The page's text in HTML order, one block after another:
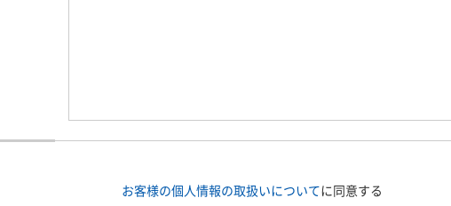
お客様の個人情報の取扱いについてに同意する